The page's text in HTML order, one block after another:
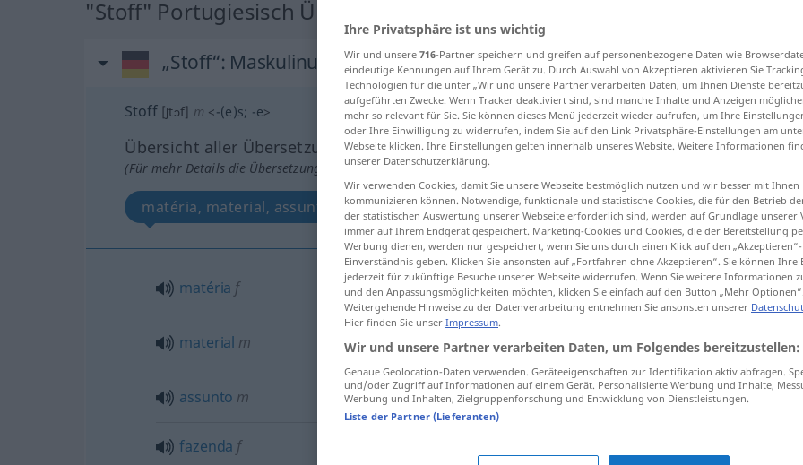
"Stoff" Portugiesisch Übersetzung
„Stoff“: Maskulinum
Stoff [ʃtɔf] m <-(e)s; -e>
Übersicht aller Übersetzungen
(Für mehr Details die Übersetzung anklicken/antippen)
matéria, material, assunto fazenda, tecido droga
matéria f Stoff
material m Stoff
assunto m Stoff(≈ Thema)
fazenda f
Ihre Privatsphäre ist uns wichtig
Wir und unsere 716-Partner speichern und greifen auf personenbezogene Daten wie
eindeutige Kennungen auf Ihrem Gerät zu. Durch Auswahl von Akzeptieren aktivieren Sie
Technologien für die unter „Wir und unsere Partner verarbeiten Daten, um Ihnen Dienste
aufgeführten Zwecke. Wenn Tracker deaktiviert sind, sind manche Inhalte und Anzeigen
mehr so relevant für Sie. Sie können dieses Menü jederzeit wieder aufrufen, um Ihre
oder Ihre Einwilligung zu widerrufen, indem Sie auf den Link Privatsphäre-Einstellungen am
Webseite klicken. Ihre Einstellungen gelten innerhalb unseres Website. Weitere Informationen
unserer Datenschutzerklärung.
Wir verwenden Cookies, damit Sie unsere Webseite bestmöglich nutzen und wir besser mit Ihnen
kommunizieren können. Notwendige, funktionale und statistische Cookies, die für den Betrieb
der statistischen Auswertung unserer Webseite erforderlich sind, werden auf Grundlage unserer
immer auf Ihrem Endgerät gespeichert. Marketing-Cookies und Cookies, die der Bereitstellung
Werbung dienen, werden nur gespeichert, wenn Sie uns durch einen Klick auf den
Einverständnis geben. Klicken Sie ansonsten auf „Fortfahren ohne Akzeptieren“. Sie können Ihre
jederzeit für zukünftige Besuche unserer Webseite widerrufen. Wenn Sie weitere Informationen
und den Anpassungsmöglichkeiten möchten, klicken Sie einfach auf den Button „Mehr Optionen“.
Weitergehende Hinweise zu der Datenverarbeitung entnehmen Sie ansonsten unserer
Hier finden Sie unser Impressum.
Wir und unsere Partner verarbeiten Daten, um Folgendes bereitzustellen:
Genaue Geolocation-Daten verwenden. Geräteeigenschaften zur Identifikation aktiv abfragen.
und/oder Zugriff auf Informationen auf einem Gerät. Personalisierte Werbung und Inhalte,
Werbung und Inhalten, Zielgruppenforschung und Entwicklung von Dienstleistungen.
Liste der Partner (Lieferanten)